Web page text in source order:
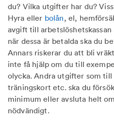
du? Vilka utgifter har du?
Hyra eller bolån, el,
avgift till
när dessa är betalda ska du
Annars riskerar du att bli
inte få hjälp om du till
olycka. Andra utgifter som
träningskort etc. ska du
minimum eller avsluta helt
nödvändigt.